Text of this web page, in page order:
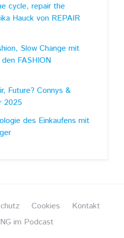
cycle, repair the
Hauck von REPAIR
Slow Change mit
FASHION
Future? Connys &
2025
des Einkaufens mit
Cookies
Kontakt
im Podcast